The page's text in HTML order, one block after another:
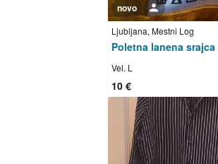
Poletna lanena srajca
Ljubljana, Mestni Log
novo
Vel. L
10 €